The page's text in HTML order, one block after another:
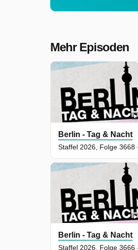
Mehr Episoden
Berlin - Tag & Nacht
Berlin - Tag & Nacht